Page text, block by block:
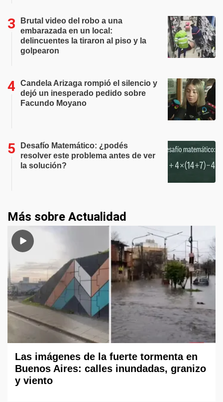
Brutal video del robo a una
embarazada en un local:
delincuentes la tiraron al piso y la
golpearon
Candela Arizaga rompió el silencio y
dejó un inesperado pedido sobre
Facundo Moyano
Desafío Matemático: ¿podés
resolver este problema antes de ver
la solución?
Más sobre Actualidad
Las imágenes de la fuerte tormenta en
Buenos Aires: calles inundadas, granizo
y viento